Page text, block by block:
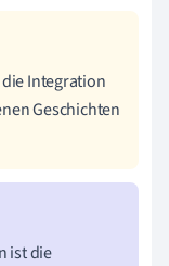
Integration
Geschichten
ist die